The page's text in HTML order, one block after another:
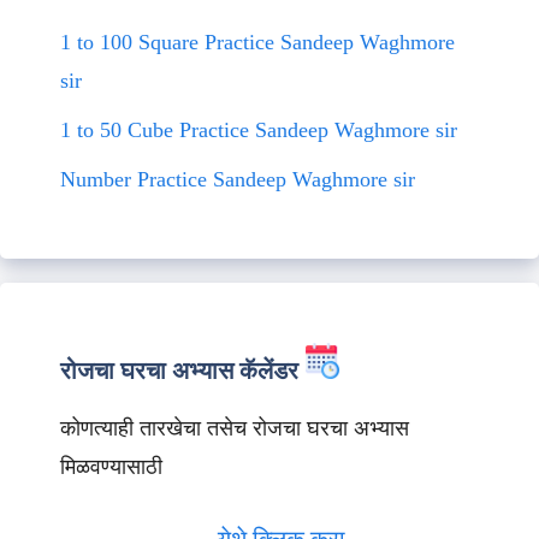
1 to 100 Square Practice Sandeep Waghmore
sir
1 to 50 Cube Practice Sandeep Waghmore sir
Number Practice Sandeep Waghmore sir
रोजचा घरचा अभ्यास कॅलेंडर
कोणत्याही तारखेचा तसेच रोजचा घरचा अभ्यास
मिळवण्यासाठी